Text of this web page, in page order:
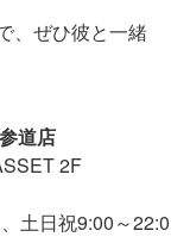
、ぜひ彼と一緒
道店
2F
土日祝9:00～22:0